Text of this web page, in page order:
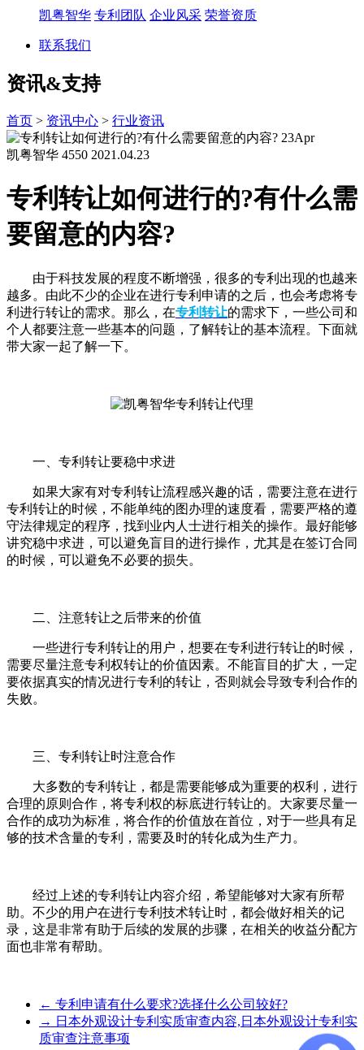
凯粤智华 专利团队 企业风采 荣誉资质
联系我们
资讯&支持
首页 > 资讯中心 > 行业资讯
23Apr
凯粤智华 4550 2021.04.23
专利转让如何进行的?有什么需
要留意的内容?
由于科技发展的程度不断增强，很多的专利出现的也越来
越多。由此不少的企业在进行专利申请的之后，也会考虑将专
利进行转让的需求。那么，在专利转让的需求下，一些公司和
个人都要注意一些基本的问题，了解转让的基本流程。下面就
带大家一起了解一下。
一、专利转让要稳中求进
如果大家有对专利转让流程感兴趣的话，需要注意在进行
专利转让的时候，不能单纯的图办理的速度看，需要严格的遵
守法律规定的程序，找到业内人士进行相关的操作。最好能够
讲究稳中求进，可以避免盲目的进行操作，尤其是在签订合同
的时候，可以避免不必要的损失。
二、注意转让之后带来的价值
一些进行专利转让的用户，想要在专利进行转让的时候，
需要尽量注意专利权转让的价值因素。不能盲目的扩大，一定
要依据真实的情况进行专利的转让，否则就会导致专利合作的
失败。
三、专利转让时注意合作
大多数的专利转让，都是需要能够成为重要的权利，进行
合理的原则合作，将专利权的标底进行转让的。大家要尽量一
合作的成功为标准，将合作的价值放在首位，对于一些具有足
够的技术含量的专利，需要及时的转化成为生产力。
经过上述的专利转让内容介绍，希望能够对大家有所帮
助。不少的用户在进行专利技术转让时，都会做好相关的记
录，这是非常有助于后续的发展的步骤，在相关的收益分配方
面也非常有帮助。
← 专利申请有什么要求?选择什么公司较好?
→ 日本外观设计专利实质审查内容,日本外观设计专利实
质审查注意事项